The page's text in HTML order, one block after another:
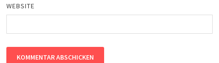
WEBSITE